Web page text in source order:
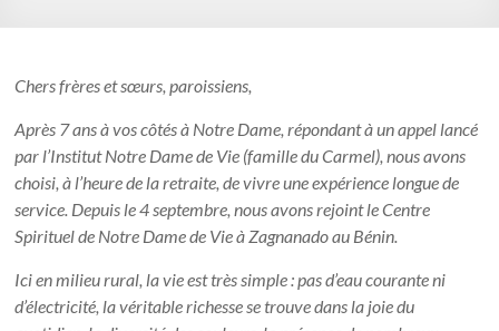
Chers frères et sœurs, paroissiens,
Après 7 ans à vos côtés à Notre Dame, répondant à un appel lancé
par l’Institut Notre Dame de Vie (famille du Carmel), nous avons
choisi, à l’heure de la retraite, de vivre une expérience longue de
service. Depuis le 4 septembre, nous avons rejoint le Centre
Spirituel de Notre Dame de Vie à Zagnanado au Bénin.
Ici en milieu rural, la vie est très simple : pas d’eau courante ni
d’électricité, la véritable richesse se trouve dans la joie du